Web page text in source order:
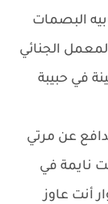
البصمات
الجنائي
في حبيبة
عن مرتي
نايمة في
أنت عاوز